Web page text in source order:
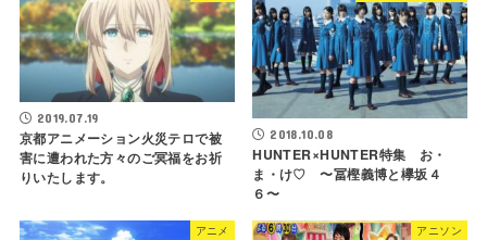
2019.07.19
京都アニメーション火災テロで被
害に遭われた方々のご冥福をお祈
りいたします。
2018.10.08
HUNTER×HUNTER特集 お・
ま・け♡ 〜冨樫義博と欅坂４
６〜
アニメ アニソン